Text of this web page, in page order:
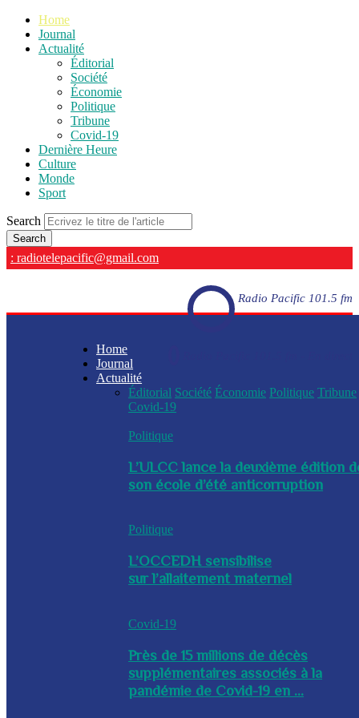
Home
Journal
Actualité
Éditorial
Société
Économie
Politique
Tribune
Covid-19
Dernière Heure
Culture
Monde
Sport
Search
: radiotelepacific@gmail.com
Radio Pacific 101.5 fm
Home
Journal
Actualité
Éditorial Société Économie Politique Tribune
Covid-19
Politique
L’ULCC lance la deuxième édition
son école d’été anticorruption
Politique
L’OCCEDH sensibilise
sur l’allaitement maternel
Covid-19
Près de 15 millions de décès
supplémentaires associés à la
pandémie de Covid-19 en ...